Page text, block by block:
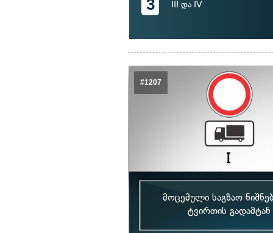
3 III და IV
#1207
მოცემული საგზაო
ტვირთის